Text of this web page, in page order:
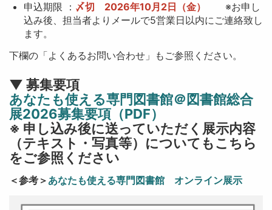
申込期限 ： 〆切 2026年10月2日（金）
※お申し
込み後、担当者よりメールで5営業日以内にご連絡致し
ます。
下欄の「よくあるお問い合わせ」もご参照ください。
▼ 募集要項
あなたも使える専門図書館＠図書館総合
展2026募集要項（PDF）
※ 申し込み後に送っていただく展示内容
（テキスト・写真等）についてもこちら
をご参照ください
＜参考＞ あなたも使える専門図書館 オンライン展示